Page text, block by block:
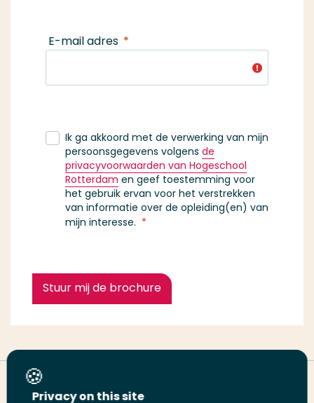
E-mail adres
Ik ga akkoord met de verwerking van mijn
persoonsgegevens volgens de
privacyvoorwaarden van Hogeschool
Rotterdam en geef toestemming voor
het gebruik ervan voor het verstrekken
van informatie over de opleiding(en) van
mijn interesse.
Stuur mij de brochure
Deel deze pagina
Privacy on this site